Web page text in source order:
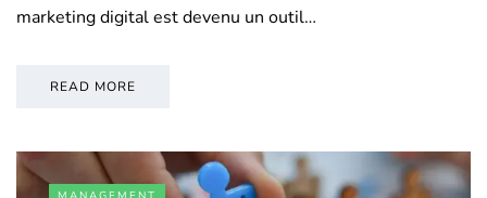
marketing digital est devenu un outil…
READ MORE